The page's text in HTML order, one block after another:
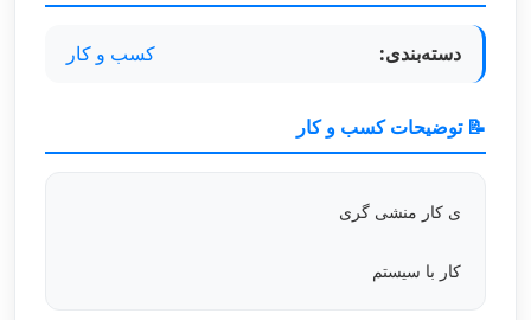
دسته‌بندی: کسب و کار
📝 توضیحات کسب و کار
ی کار منشی گری
کار با سیستم